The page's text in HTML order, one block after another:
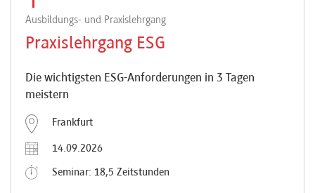
Ausbildungs- und Praxislehrgang
Praxislehrgang ESG
Die wichtigsten ESG-Anforderungen in 3 Tagen
meistern
Frankfurt
14.09.2026
Seminar: 18,5 Zeitstunden